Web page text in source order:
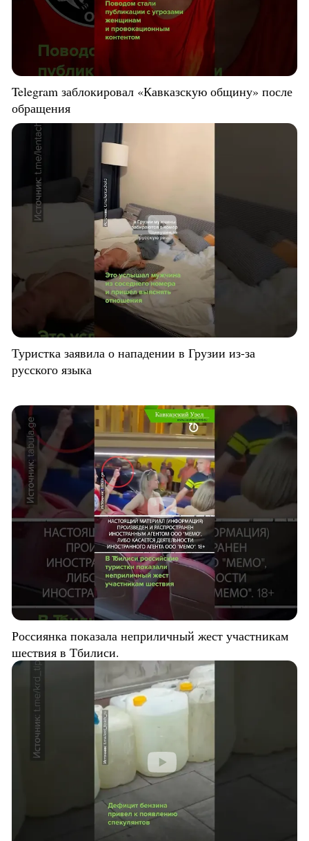
Telegram заблокировал «Кавказскую общину» после
обращения
Туристка заявила о нападении в Грузии из-за
русского языка
Россиянка показала неприличный жест участникам
шествия в Тбилиси.